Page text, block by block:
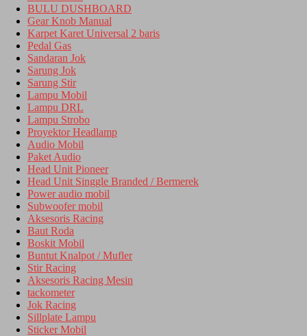
BULU DUSHBOARD
Gear Knob Manual
Karpet Karet Universal 2 baris
Pedal Gas
Sandaran Jok
Sarung Jok
Sarung Stir
Lampu Mobil
Lampu DRL
Lampu Strobo
Proyektor Headlamp
Audio Mobil
Paket Audio
Head Unit Pioneer
Head Unit Singgle Branded / Bermerek
Power audio mobil
Subwoofer mobil
Aksesoris Racing
Baut Roda
Boskit Mobil
Buntut Knalpot / Mufler
Stir Racing
Aksesoris Racing Mesin
tackometer
Jok Racing
Sillplate Lampu
Sticker Mobil